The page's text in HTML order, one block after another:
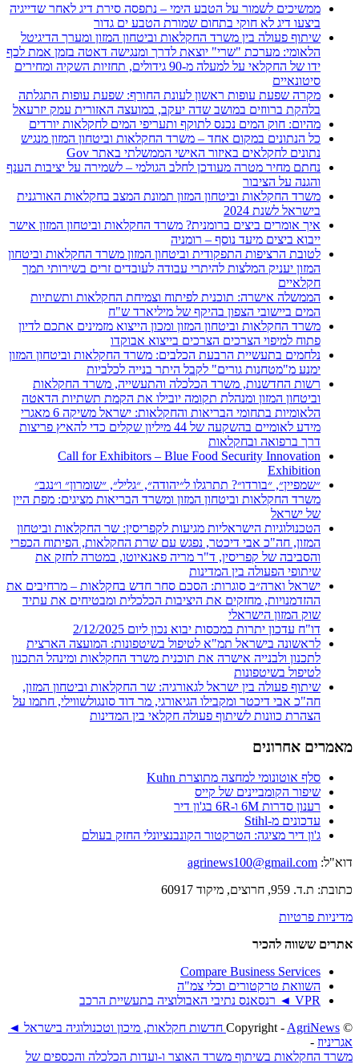
ממשיכים לשמור על הטבע הימי – נתפסה סירת דיג לאחר שדייגיה
ביצעו דיג לא חוקי בתחום שמורת הטבע ים גדור
שיתוף פעולה בין משרד החקלאות וביטחון המזון ומערך הדיגיטל
הלאומי: מערכת "שרי" יוצאת לדרך ומנגישה דאטה בזמן אמת לכף
ידו של החקלאי על למעלה מ-90 גידולים, תחזיות השקיה ומחירים
סיטונאיים
מקרה שפעת עופות ראשון לעונת החורף: שפעת עופות התגלתה
בלהקת ברווזים במושב שדה יעקב, במועצה האזורית עמק יזרעאל
מהיום: חוק המים נכנס לתוקף ותעריפי המים לחקלאות יורדים
כל הנתונים במקום אחד – משרד החקלאות וביטחון המזון מנגיש
נתונים לחקלאים באיזור האישי הממשלתי באתר Gov
נחתם מחיר מטרה מעודכן לחלב הגולמי – לשמירה על יציבות הענף
והגנה על הציבור
משרד החקלאות וביטחון המזון תמונת המצב בחקלאות האורגנית
בישראל לשנת 2024
איך אומרים ביצים ברומנית? משרד החקלאות וביטחון המזון אישר
ייבוא ביצים מיעד נוסף – רומניה
לטובת הרציפות התפקודית וביטחון המזון משרד החקלאות וביטחון
המזון יעניק המלצות להיתרי עבודה לעובדים זרים בשירותי תמך
חקלאיים
הממשלה אישרה: תוכנית לפיתוח וצמיחת החקלאות ותשתיות
המים ביישובי הצפון בהיקף של מיליארד ש"ח
משרד החקלאות וביטחון המזון ומכון הייצוא מזמינים אתכם לדיון
פתוח למיפוי הצרכים הצרכים בייצוא אבוקדו
נלחמים בתעשיית הרבעת הכלבים: משרד החקלאות וביטחון המזון
ימנע מ"מטחנות גורים" לקבל היתר בנייה לכלביות
רשות החדשנות, משרד הכלכלה והתעשייה, משרד החקלאות
וביטחון המזון ומנהלת תקומה יובילו את הקמת תשתיות הדאטה
הלאומיות בתחומי הבריאות והחקלאות: ישראל משיקה 6 מאגרי
מידע לאומיים בהשקעה של 44 מיליון שקלים כדי להאיץ פריצות
דרך ברפואה ובחקלאות
Call for Exhibitors – Blue Food Security Innovation
Exhibition
״שמפיין״, ״בורדו״? תתרגלו ל״יהודה״, ״גליל״, ״שומרון״ ו״נגב״
משרד החקלאות וביטחון המזון ומשרד הבריאות מציגים: מפת היין
של ישראל
הטכנולוגיות הישראליות מגיעות לקפריסין: שר החקלאות וביטחון
המזון, חה"כ אבי דיכטר, נפגש עם שרת החקלאות, הפיתוח הכפרי
והסביבה של קפריסין, ד"ר מריה פאנאיוטו, במטרה לחזק את
שיתופי הפעולה בין המדינות
ישראל וארה״ב סוגרות: הסכם סחר חדש בחקלאות – מרחיבים את
ההזדמנויות, מחזקים את היציבות הכלכלית ומבטיחים את עתיד
שוק המזון הישראלי
דו"ח עדכון יתרות במכסות יבוא נכון ליום 2/12/2025
לראשונה בישראל תמ"א לטיפול בשיטפונות: המועצה הארצית
לתכנון ולבנייה אישרה את תוכנית משרד החקלאות ומינהל התכנון
לטיפול בשיטפונות
שיתוף פעולה בין ישראל לגאורגיה: שר החקלאות וביטחון המזון,
חה"כ אבי דיכטר ומקבילו הגיאורגי, מר דוד סונגולשווילי, חתמו על
הצהרת כוונות לשיתוף פעולה חקלאי בין המדינות
מאמרים אחרונים
סלף אוטונומי למחצה מתוצרת Kuhn
שיפור הקומביינים של קייס
רענון סדרות 6M ו-6R בג'ון דיר
עדכונים מ-Stihl
ג'ון דיר מציגה: הטרקטור הקונבנציונלי החזק בעולם
דוא"ל: agrinews100@gmail.com
כתובת: ת.ד. 959, חרוצים, מיקוד 60917
מדיניות פרטיות
אתרים ששווה להכיר
Compare Business Services
השוואת טרקטורים וכלי צמ"ה
VPR ◄ רנסאנס נתיבי האבולוציה בתעשיית הרכב
© ‫Copyright -
AgriNews חדשות חקלאות, מיכון וטכנולוגיה בישראל ◄
אגריניוז -
משרד החקלאות בשיתוף משרד האוצר ו-ועדות הכלכלה והכספים של